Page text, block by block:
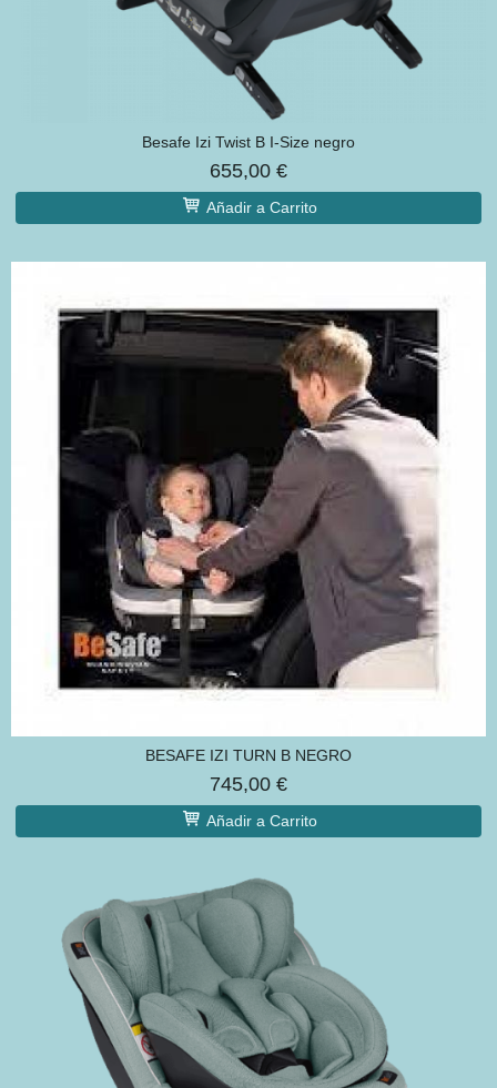
Besafe Izi Twist B I-Size negro
655,00 €
Añadir a Carrito
BESAFE IZI TURN B NEGRO
745,00 €
Añadir a Carrito